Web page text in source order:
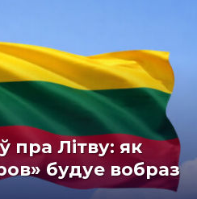
пра Літву: як
будуе вобраз